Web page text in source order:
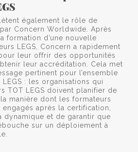
également le rôle de
Concern Worldwide. Après
formation d’une nouvelle
LEGS, Concern a rapidement
leur offrir des opportunités
leur accréditation. Cela met
pertinent pour l’ensemble
: les organisations qui
TOT LEGS doivent planifier de
manière dont les formateurs
après la certification,
dynamique et de garantir que
sur un déploiement à